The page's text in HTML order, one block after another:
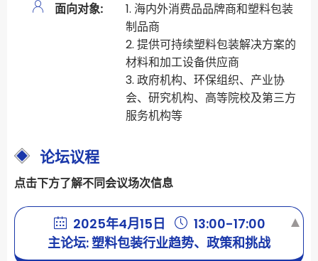
面向对象:
1. 海内外消费品品牌商和塑料包装
制品商
2. 提供可持续塑料包装解决方案的
材料和加工设备供应商
3. 政府机构、环保组织、产业协
会、研究机构、高等院校及第三方
服务机构等
论坛议程
点击下方了解不同会议场次信息
2025年4月15日
13:00-17:00
主论坛: 塑料包装行业趋势、政策和挑战